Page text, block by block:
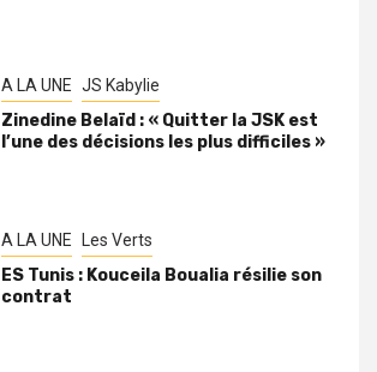
A LA UNE JS Kabylie
Zinedine Belaïd : « Quitter la JSK est
l’une des décisions les plus difficiles »
A LA UNE Les Verts
ES Tunis : Kouceila Boualia résilie son
contrat